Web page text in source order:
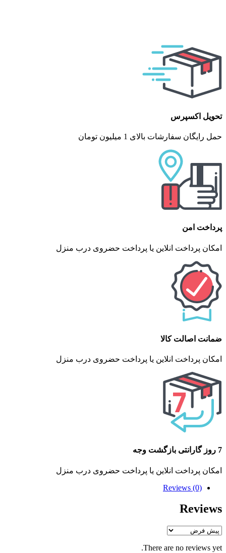
تحویل اکسپرس
حمل رایگان سفارشات بالای 1 میلیون تومان
پرداخت امن
امکان پرداخت انلاین یا پرداخت حضروی درب منزل
ضمانت اصالت کالا
امکان پرداخت انلاین یا پرداخت حضروی درب منزل
7 روز گارانتی بازگشت وجه
امکان پرداخت انلاین یا پرداخت حضروی درب منزل
Reviews (0)
Reviews
There are no reviews yet.